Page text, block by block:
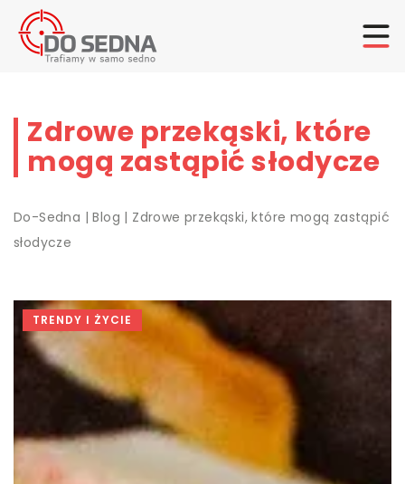
Zdrowe przekąski, które
mogą zastąpić słodycze
Do-Sedna |Blog | Zdrowe przekąski, które mogą zastąpić
słodycze
TRENDY I ŻYCIE